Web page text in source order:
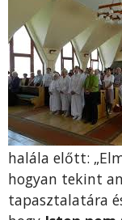
halála előtt:
hogyan tekint
tapasztalatára